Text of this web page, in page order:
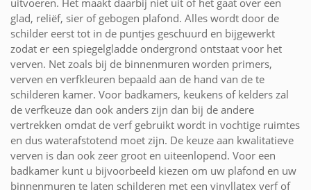
glad, reliëf, sier of gebogen plafond. Alles wordt door de
schilder eerst tot in de puntjes geschuurd en bijgewerkt
zodat er een spiegelgladde ondergrond ontstaat voor het
verven. Net zoals bij de binnenmuren worden primers,
verven en verfkleuren bepaald aan de hand van de te
schilderen kamer. Voor badkamers, keukens of kelders zal
de verfkeuze dan ook anders zijn dan bij de andere
vertrekken omdat de verf gebruikt wordt in vochtige ruimtes
en dus waterafstotend moet zijn. De keuze aan kwalitatieve
verven is dan ook zeer groot en uiteenlopend. Voor een
badkamer kunt u bijvoorbeeld kiezen om uw plafond en uw
binnenmuren te laten schilderen met een vinyllatex verf of